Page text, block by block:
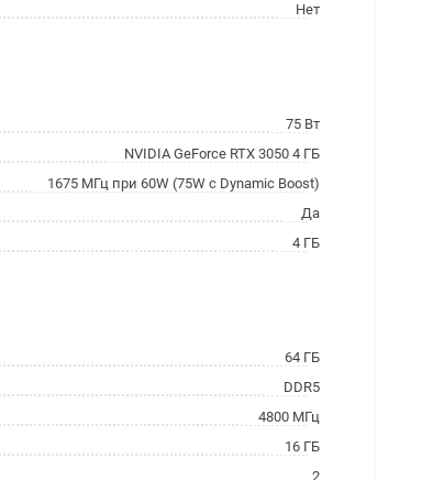
Нет
75 Вт
NVIDIA GeForce RTX 3050 4 ГБ
1675 МГц при 60W (75W с Dynamic Boost)
Да
4 ГБ
64 ГБ
DDR5
4800 МГц
16 ГБ
2